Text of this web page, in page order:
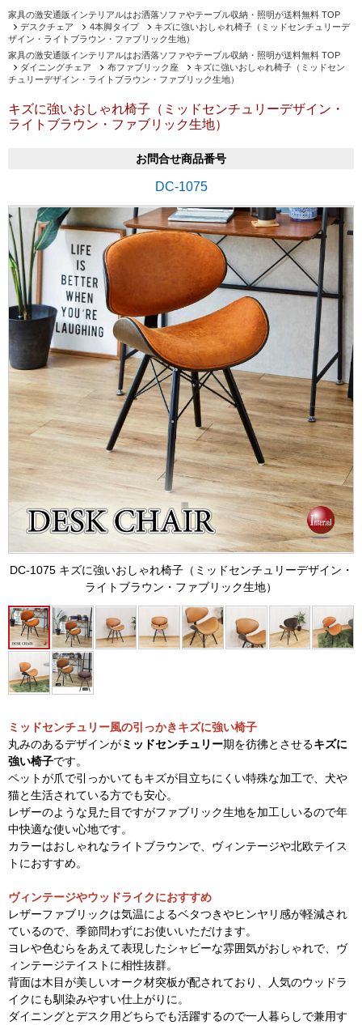
家具の激安通販インテリアルはお洒落ソファやテーブル収納・照明が送料無料 TOP
デスクチェア
4本脚タイプ
キズに強いおしゃれ椅子（ミッドセンチュリーデ
ザイン・ライトブラウン・ファブリック生地）
家具の激安通販インテリアルはお洒落ソファやテーブル収納・照明が送料無料 TOP
ダイニングチェア
布ファブリック座
キズに強いおしゃれ椅子（ミッドセン
チュリーデザイン・ライトブラウン・ファブリック生地）
キズに強いおしゃれ椅子（ミッドセンチュリーデザイン・
ライトブラウン・ファブリック生地）
お問合せ商品番号
DC-1075
DC-1075 キズに強いおしゃれ椅子（ミッドセンチュリーデザイン・
ライトブラウン・ファブリック生地）
ミッドセンチュリー風の引っかきキズに強い椅子
丸みのあるデザインがミッドセンチュリー期を彷彿とさせるキズに
強い椅子です。
ペットが爪で引っかいてもキズが目立ちにくい特殊な加工で、犬や
猫と生活されている方でも安心。
レザーのような見た目ですがファブリック生地を加工しいるので年
中快適な使い心地です。
カラーはおしゃれなライトブラウンで、ヴィンテージや北欧テイス
トにおすすめ。
ヴィンテージやウッドライクにおすすめ
レザーファブリックは気温によるベタつきやヒンヤリ感が軽減され
ているので、季節問わずにお使いいただけます。
ヨレや色むらをあえて表現したシャビーな雰囲気がおしゃれで、ヴ
ィンテージテイストに相性抜群。
背面は木目が美しいオーク材突板が配されており、人気のウッドラ
イクにも馴染みやすい仕上がりに。
ダイニングとデスク用どちらでも活躍するので一人暮らしで兼用す